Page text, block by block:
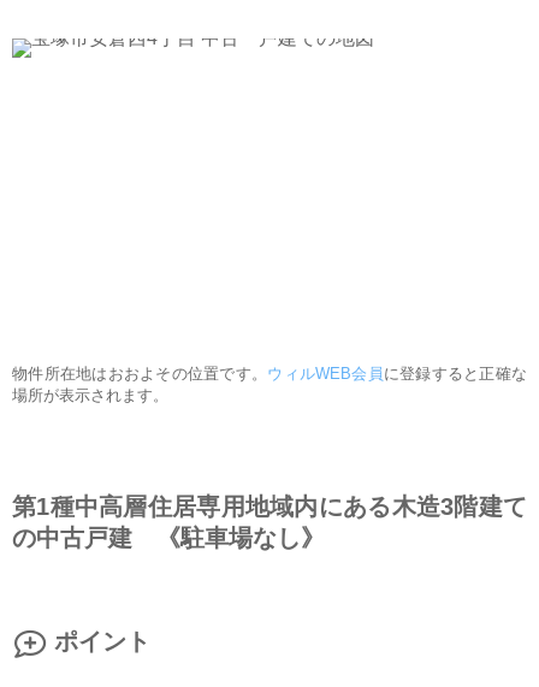
物件所在地はおおよその位置です。 ウィルWEB会員 に登録すると正確な
場所が表示されます。
第1種中高層住居専用地域内にある木造3階建て
の中古戸建 《駐車場なし》
ポイント